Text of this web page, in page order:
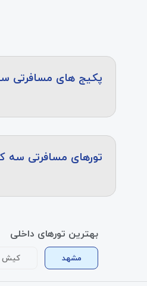
پکیج های مسافرتی
تورهای مسافرتی سه
بهترین تورهای داخلی
مشهد کیش